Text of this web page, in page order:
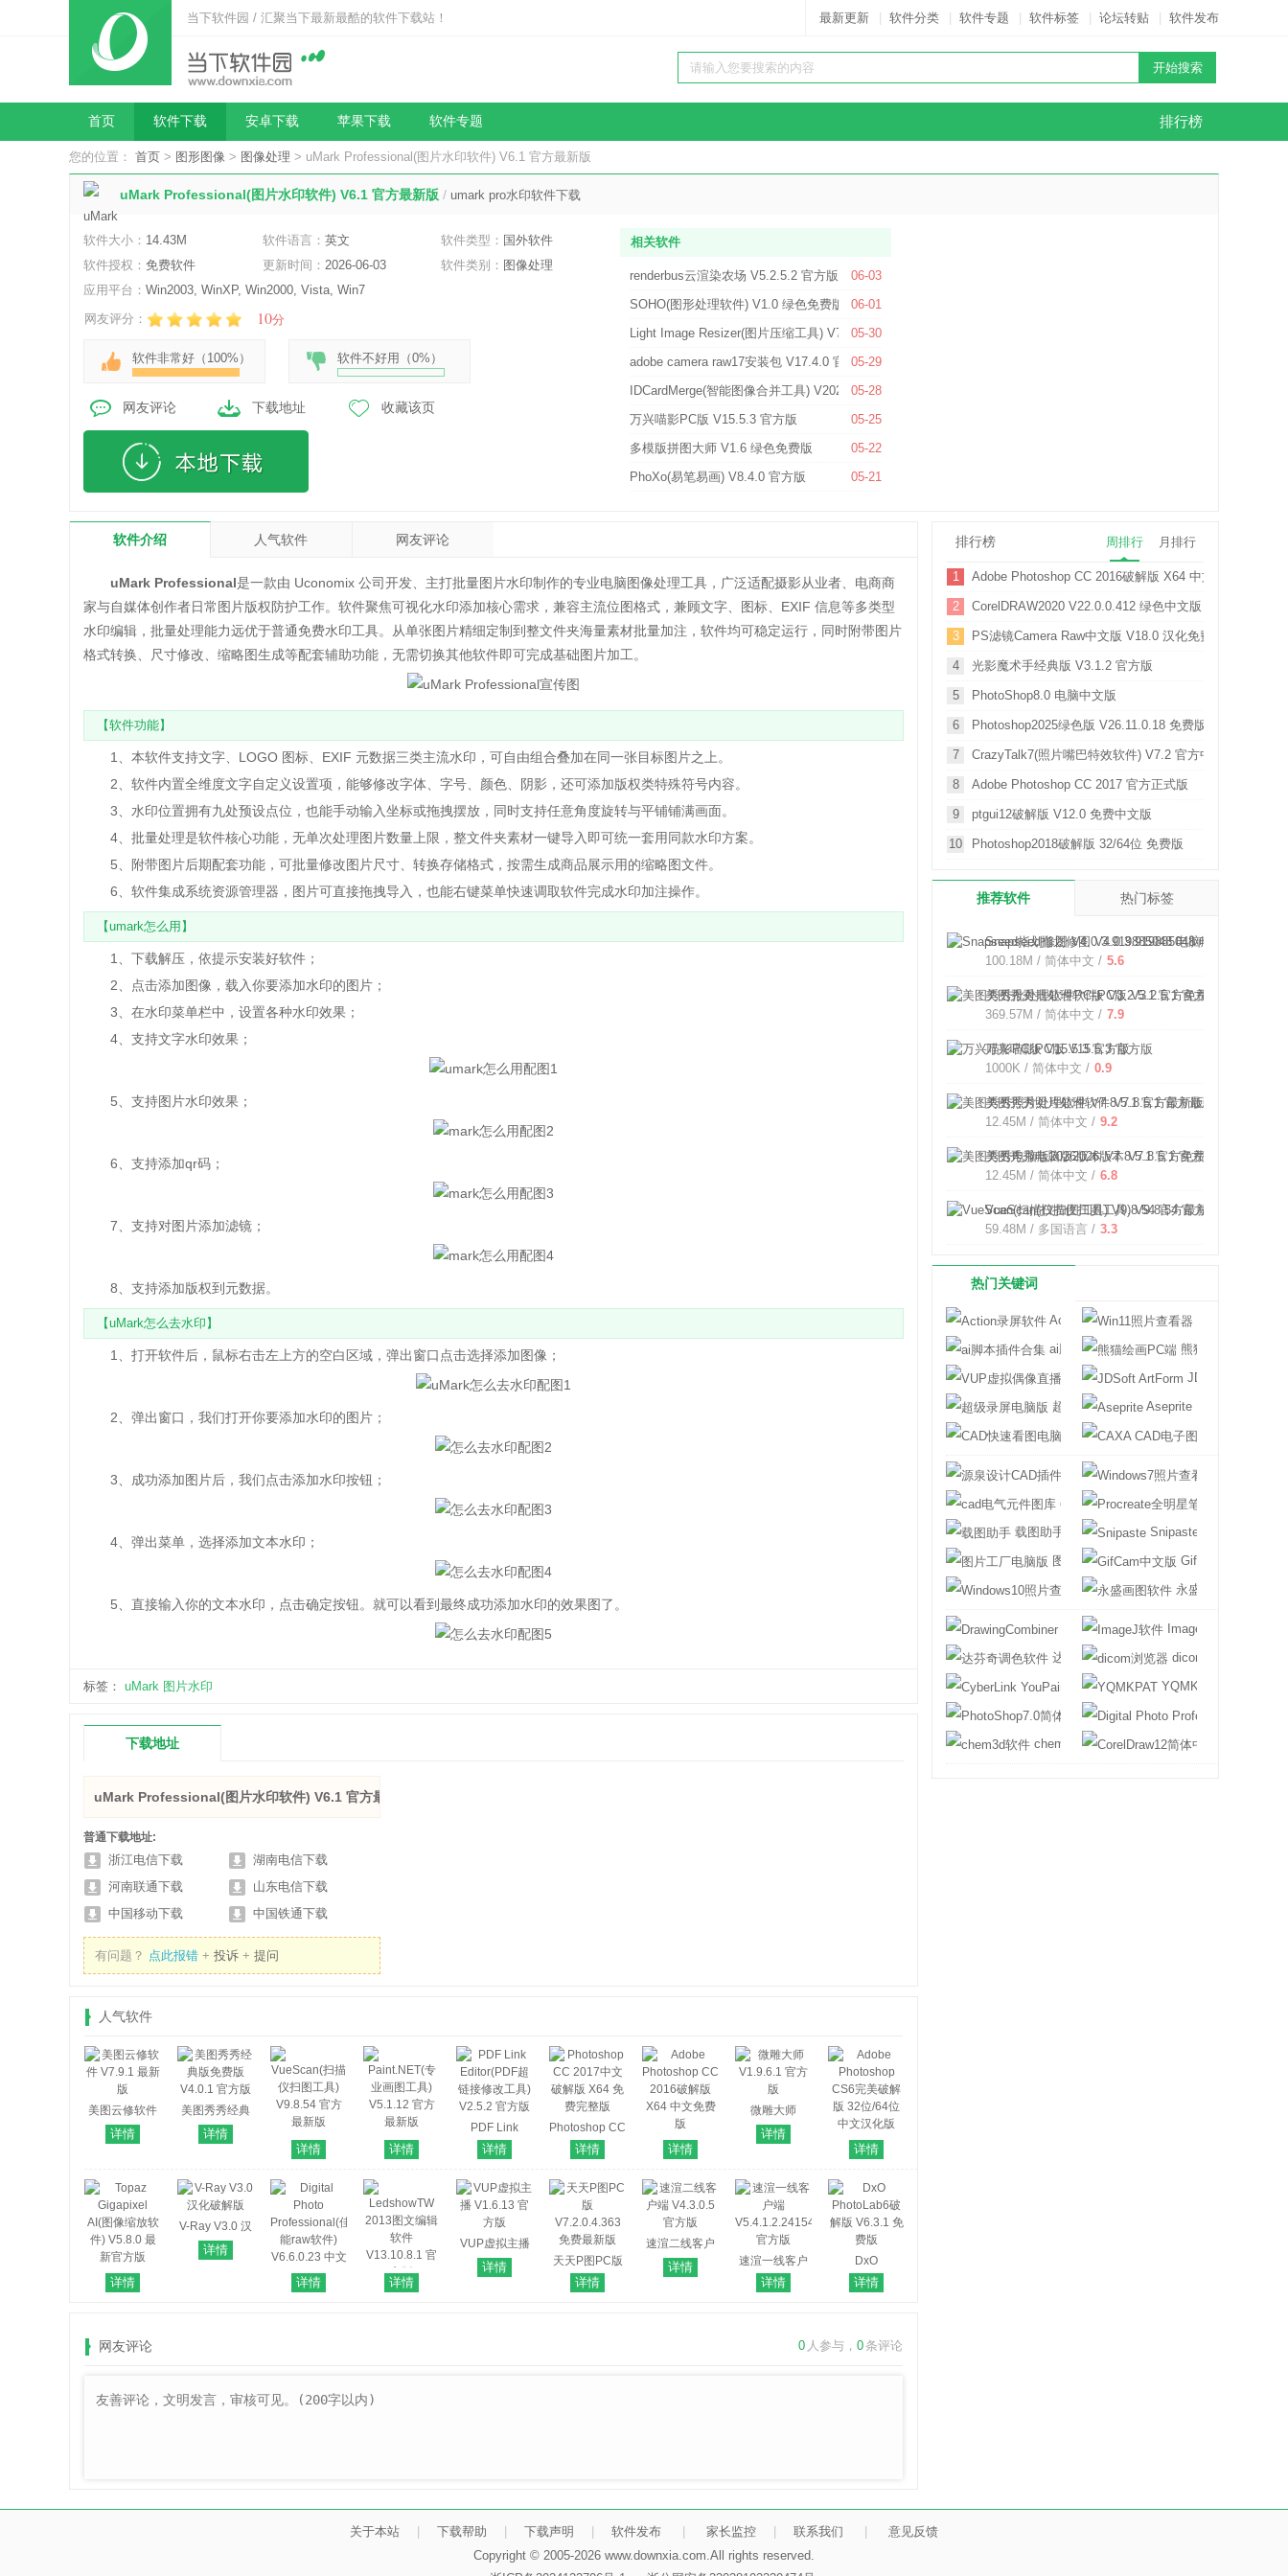
当下软件园 / 汇聚当下最新最酷的软件下载站！ 最新更新 软件分类 软件专题 软件标签 论坛转贴 软件发布
排行榜
首页 软件下载 安卓下载 苹果下载 软件专题
您的位置： 首页 > 图形图像 > 图像处理 > uMark Professional(图片水印软件) V6.1 官方最新版
uMark Professional(图片水印软件) V6.1 官方最新版 / umark pro水印软件下载
软件大小： 14.43M 软件语言： 英文 软件类型： 国外软件
软件授权： 免费软件 更新时间： 2026-06-03 软件类别： 图像处理
应用平台： Win2003, WinXP, Win2000, Vista, Win7
网友评分：
10分
软件非常好（ 100% ） 软件不好用（0% ）
网友评论 下载地址 收藏该页
相关软件
06-03
renderbus云渲染农场 V5.2.5.2 官方版
06-01
SOHO(图形处理软件) V1.0 绿色免费版
05-30
Light Image Resizer(图片压缩工具) V7.6.3.172 官方版
05-29
adobe camera raw17安装包 V17.4.0 官方版
05-28
IDCardMerge(智能图像合并工具) V2026.5 绿色免费版
05-25
万兴喵影PC版 V15.5.3 官方版
05-22
多模版拼图大师 V1.6 绿色免费版
05-21
PhoXo(易笔易画) V8.4.0 官方版
软件介绍 人气软件 网友评论
uMark Professional是一款由 Uconomix 公司开发、主打批量图片水印制作的专业电脑图像处理工具，广泛适配摄影从业者、电商商
家与自媒体创作者日常图片版权防护工作。软件聚焦可视化水印添加核心需求，兼容主流位图格式，兼顾文字、图标、EXIF 信息等多类型
水印编辑，批量处理能力远优于普通免费水印工具。从单张图片精细定制到整文件夹海量素材批量加注，软件均可稳定运行，同时附带图片
格式转换、尺寸修改、缩略图生成等配套辅助功能，无需切换其他软件即可完成基础图片加工。
【软件功能】
1、本软件支持文字、LOGO 图标、EXIF 元数据三类主流水印，可自由组合叠加在同一张目标图片之上。
2、软件内置全维度文字自定义设置项，能够修改字体、字号、颜色、阴影，还可添加版权类特殊符号内容。
3、水印位置拥有九处预设点位，也能手动输入坐标或拖拽摆放，同时支持任意角度旋转与平铺铺满画面。
4、批量处理是软件核心功能，无单次处理图片数量上限，整文件夹素材一键导入即可统一套用同款水印方案。
5、附带图片后期配套功能，可批量修改图片尺寸、转换存储格式，按需生成商品展示用的缩略图文件。
6、软件集成系统资源管理器，图片可直接拖拽导入，也能右键菜单快速调取软件完成水印加注操作。
【umark怎么用】
1、下载解压，依提示安装好软件；
2、点击添加图像，载入你要添加水印的图片；
3、在水印菜单栏中，设置各种水印效果；
4、支持文字水印效果；
5、支持图片水印效果；
6、支持添加qr码；
7、支持对图片添加滤镜；
8、支持添加版权到元数据。
【uMark怎么去水印】
1、打开软件后，鼠标右击左上方的空白区域，弹出窗口点击选择添加图像；
2、弹出窗口，我们打开你要添加水印的图片；
3、成功添加图片后，我们点击添加水印按钮；
4、弹出菜单，选择添加文本水印；
5、直接输入你的文本水印，点击确定按钮。就可以看到最终成功添加水印的效果图了。
标签： uMark 图片水印
下载地址
uMark Professional(图片水印软件) V6.1 官方最新版
普通下载地址:
浙江电信下载
湖南电信下载
河南联通下载
山东电信下载
中国移动下载
中国铁通下载
有问题？ 点此报错 + 投诉 + 提问
人气软件
美图云修软件
V7.9.1 最新版
详情
美图秀秀经典
版免费版
V4.0.1 官方版
详情
VueScan(扫描
仪扫图工具)
V9.8.54 官方
最新版
详情
Paint.NET(专
业画图工具)
V5.1.12 官方
详情
PDF Link
Editor(PDF超
链接修改工具)
V2.5.2 官方版
详情
Photoshop CC
2017中文破解
版 X64 免费完
整版
详情
Adobe
Photoshop CC
2016破解版
X64 中文免费
版
详情
微雕大师
V1.9.6.1 官方
版
详情
Adobe
Photoshop
CS6完美破解
版 32位/64位
中文汉化版
详情
Topaz
Gigapixel
新官方版
详情
V-Ray V3.0 汉
化破解版
详情
Digital Photo
详情
LedshowTW
详情
VUP虚拟主播
V1.6.13 官方
版
详情
天天P图PC版
V7.2.0.4.363
免费最新版
详情
速渲二线客户
端 V4.3.0.5 官
方版
详情
速渲一线客户
端
V5.4.1.2.241541
详情
DxO
PhotoLab6破
解版 V6.3.1 免
详情
网友评论 0 人参与， 0条评论
排行榜 周排行 月排行
1 Adobe Photoshop CC 2016破解版 X64 中文免费版
2 CorelDRAW2020 V22.0.0.412 绿色中文版
3 PS滤镜Camera Raw中文版 V18.0 汉化免费版
4 光影魔术手经典版 V3.1.2 官方版
5 PhotoShop8.0 电脑中文版
6 Photoshop2025绿色版 V26.11.0.18 免费版
7 CrazyTalk7(照片嘴巴特效软件) V7.2 官方中文版
8 Adobe Photoshop CC 2017 官方正式版
9 ptgui12破解版 V12.0 免费中文版
10 Photoshop2018破解版 32/64位 免费版
推荐软件 热门标签
Snapseed指划修图 V4.0.3.919885048 电脑版
100.18M / 简体中文 / 5.6
美图秀秀批处理软件PC版 V3.2.5.1 官方免费版
369.57M / 简体中文 / 7.9
万兴喵影PC版 V15.5.3 官方版
1000K / 简体中文 / 0.9
美图秀秀照片处理软件 V7.8.5.1 官方最新版
12.45M / 简体中文 / 9.2
美图秀秀电脑版2026版本 V7.8.5.1 官方免费版
12.45M / 简体中文 / 6.8
VueScan(扫描仪扫图工具) V9.8.54 官方最新版
59.48M / 多国语言 / 3.3
热门关键词
Action录屏软件
ai脚本插件合集
熊猫绘画PC端
VUP虚拟偶像直播工具JDSoft ArtForm
超级录屏电脑版 Aseprite
CAD快速看图电脑版
源泉设计CAD插件
cad电气元件图库
载图助手
Snipaste
图片工厂电脑版
GifCam中文版
Windows10照片查看器永盛画图软件
DrawingCombiner
ImageJ软件
达芬奇调色软件
dicom浏览器
CyberLink YouPaintYQMKPAT
PhotoShop7.0简体中文版
chem3d软件
关于本站 下载帮助 下载声明 软件发布 家长监控 联系我们
意见反馈
Copyright © 2005-2026 www.downxia.com.All rights reserved.